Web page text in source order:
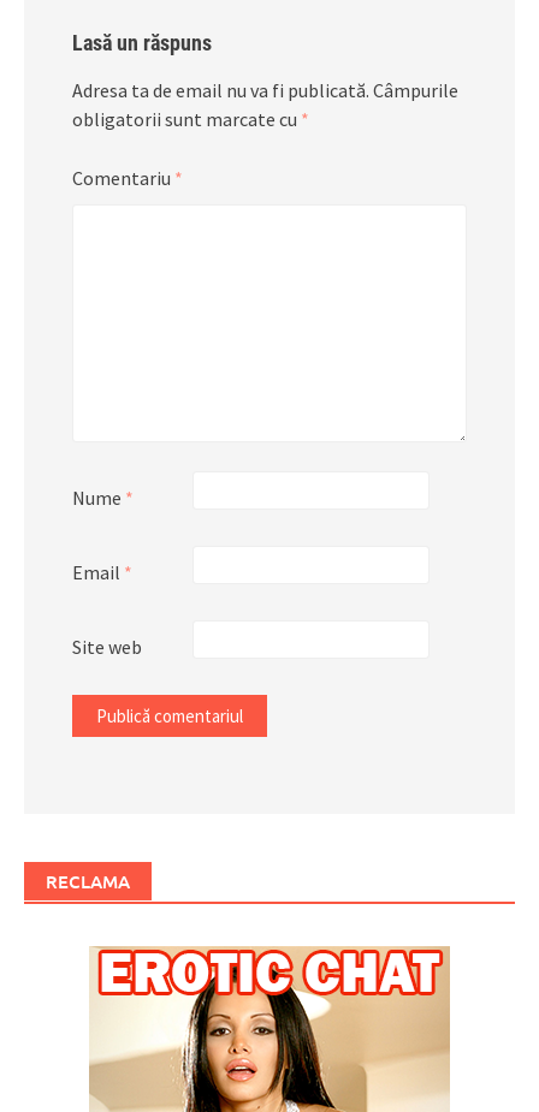
Lasă un răspuns
Adresa ta de email nu va fi publicată. Câmpurile
obligatorii sunt marcate cu *
Comentariu *
Nume *
Email *
Site web
RECLAMA